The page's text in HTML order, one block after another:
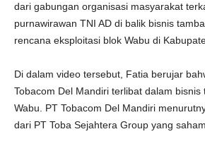
dari gabungan organisasi masyarakat
purnawirawan TNI AD di balik bisnis
rencana eksploitasi blok Wabu di
Di dalam video tersebut, Fatia berujar
Tobacom Del Mandiri terlibat dalam bisnis
Wabu. PT Tobacom Del Mandiri
dari PT Toba Sejahtera Group yang